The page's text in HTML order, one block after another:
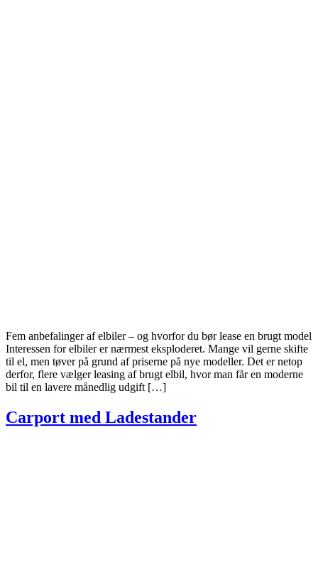
Fem anbefalinger af elbiler – og hvorfor du bør lease en brugt model
Interessen for elbiler er nærmest eksploderet. Mange vil gerne skifte
til el, men tøver på grund af priserne på nye modeller. Det er netop
derfor, flere vælger leasing af brugt elbil, hvor man får en moderne
bil til en lavere månedlig udgift […]
Carport med Ladestander